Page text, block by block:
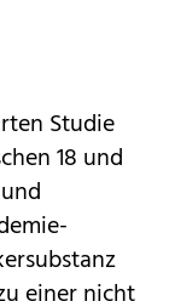
Studie
18 und